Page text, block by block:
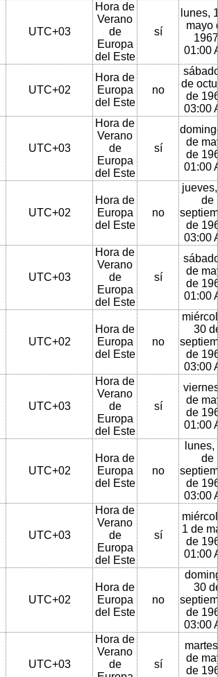
UTC+03
Hora de
Verano
de
Europa
del Este
sí
lunes,
mayo
01:00
UTC+02
Hora de
Europa
del Este
no
de
de
03:00
UTC+03
Hora de
Verano
de
Europa
del Este
sí
de
de
01:00
UTC+02
Hora de
Europa
del Este
no
de
de
03:00
UTC+03
Hora de
Verano
de
Europa
del Este
sí
de
de
01:00
UTC+02
Hora de
Europa
del Este
no
30
de
03:00
UTC+03
Hora de
Verano
de
Europa
del Este
sí
de
de
01:00
UTC+02
Hora de
Europa
del Este
no
lunes,
de
de
03:00
UTC+03
Hora de
Verano
de
Europa
del Este
sí
1 de
de
01:00
UTC+02
Hora de
Europa
del Este
no
30
de
03:00
UTC+03
Hora de
Verano
de
sí
de
de